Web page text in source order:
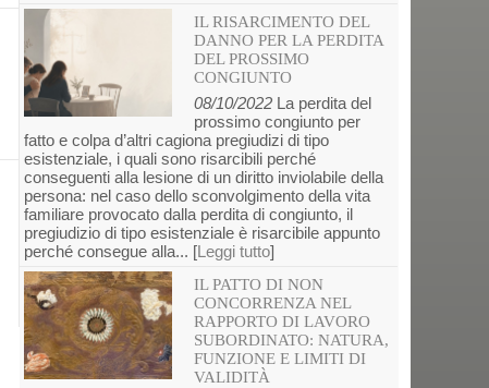
IL RISARCIMENTO DEL
DANNO PER LA PERDITA
DEL PROSSIMO
CONGIUNTO
08/10/2022La perdita del
prossimo congiunto per
fatto e colpa d’altri cagiona pregiudizi di tipo
esistenziale, i quali sono risarcibili perché
conseguenti alla lesione di un diritto inviolabile della
persona: nel caso dello sconvolgimento della vita
familiare provocato dalla perdita di congiunto, il
pregiudizio di tipo esistenziale è risarcibile appunto
perché consegue alla... [Leggi tutto]
IL PATTO DI NON
CONCORRENZA NEL
RAPPORTO DI LAVORO
SUBORDINATO: NATURA,
FUNZIONE E LIMITI DI
VALIDITÀ